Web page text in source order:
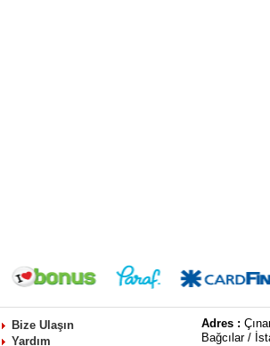
Bize Ulaşın
Yardım
Adres :
Bağcılar /